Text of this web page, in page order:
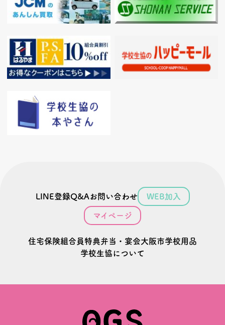
LINE登録Q&Aお問い合わせ WEB加入
マイページ
住宅保険組合員特典弁当・宴会大阪市学校用品
学校生協について